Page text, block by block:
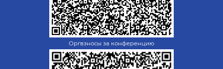
Оргвзносы за конференцию